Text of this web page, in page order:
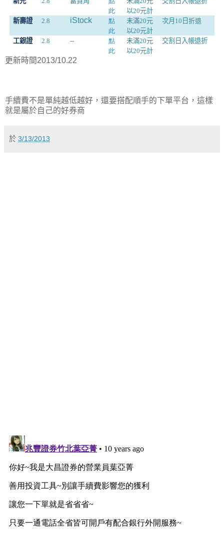
此
以20元計
新壽證 2.8 iStock
點
此
未滿20元
以20元計
次月 10 日折退
工銀證 2.8 --
點
此
未滿20元
以20元計
交割日入帳退折
更新時間2013/10.22
手續費不是單純越低越好，還要搭配順手的下單平台，這樣
就是屬於自己的好券商
於 3/13/2013